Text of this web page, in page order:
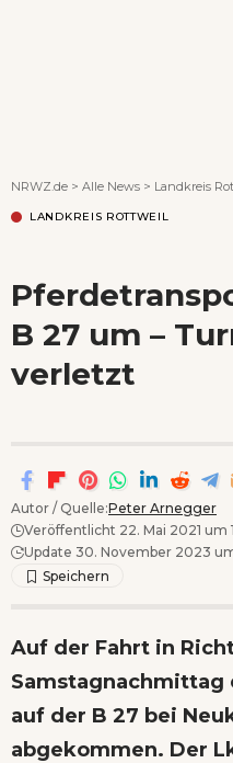
NRWZ.de > Alle News > Landkreis
LANDKREIS ROTTWEIL
B 27 um –
verletzt
Autor / Quelle:Peter Arnegger
Veröffentlicht 22. Mai 2021 um
Update 30. November 2023
Auf der Fahrt in
auf der B 27 bei
abgekommen. Der